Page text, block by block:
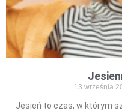
13 września
Jesień to czas, w którym